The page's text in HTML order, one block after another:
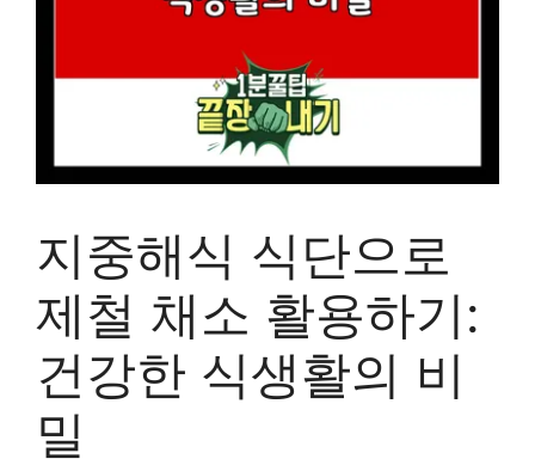
지중해식 식단으로
제철 채소 활용하기:
건강한 식생활의 비
밀